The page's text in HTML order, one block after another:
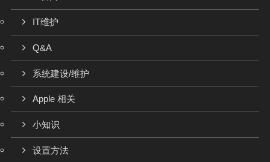
IT维护
Q&A
系统建设/维护
Apple 相关
小知识
设置方法